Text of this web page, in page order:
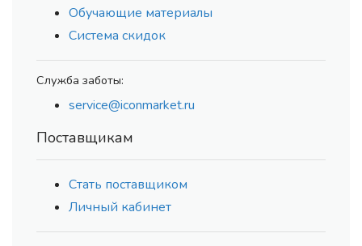
Обучающие материалы
Система скидок
Служба заботы:
service@iconmarket.ru
Поставщикам
Стать поставщиком
Личный кабинет